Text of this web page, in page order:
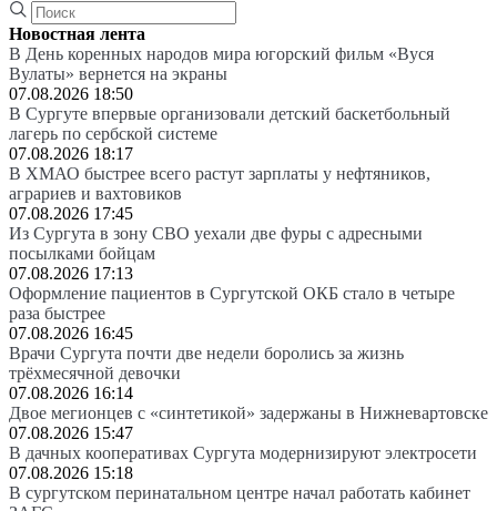
Новостная лента
В День коренных народов мира югорский фильм «Вуся
Вулаты» вернется на экраны
07.08.2026 18:50
В Сургуте впервые организовали детский баскетбольный
лагерь по сербской системе
07.08.2026 18:17
В ХМАО быстрее всего растут зарплаты у нефтяников,
аграриев и вахтовиков
07.08.2026 17:45
Из Сургута в зону СВО уехали две фуры с адресными
посылками бойцам
07.08.2026 17:13
Оформление пациентов в Сургутской ОКБ стало в четыре
раза быстрее
07.08.2026 16:45
Врачи Сургута почти две недели боролись за жизнь
трёхмесячной девочки
07.08.2026 16:14
Двое мегионцев с «синтетикой» задержаны в Нижневартовске
07.08.2026 15:47
В дачных кооперативах Сургута модернизируют электросети
07.08.2026 15:18
В сургутском перинатальном центре начал работать кабинет